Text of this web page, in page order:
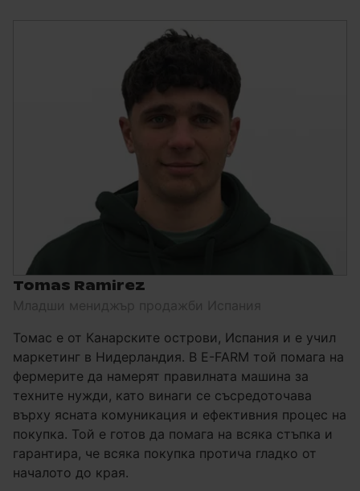
Tomas Ramirez
Младши мениджър продажби Испания
Томас е от Канарските острови, Испания и е учил
маркетинг в Нидерландия. В E-FARM той помага на
фермерите да намерят правилната машина за
техните нужди, като винаги се съсредоточава
върху ясната комуникация и ефективния процес на
покупка. Той е готов да помага на всяка стъпка и
гарантира, че всяка покупка протича гладко от
началото до края.